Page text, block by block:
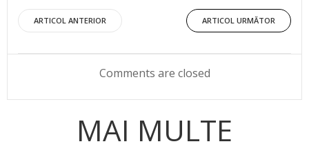
Post
navigation
ARTICOL ANTERIOR
Post
navigation
ARTICOL URMĂTOR
Comments are closed
MAI MULTE